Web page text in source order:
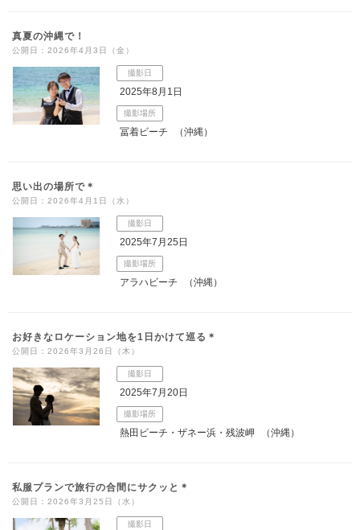
真夏の沖縄で！
公開日：2026年4月3日（金）
撮影日
2025年8月1日
撮影場所
冨着ビーチ （沖縄）
思い出の場所で＊
公開日：2026年4月1日（水）
撮影日
2025年7月25日
撮影場所
アラハビーチ （沖縄）
お好きなロケーション地を1日かけて巡る＊
公開日：2026年3月26日（木）
撮影日
2025年7月20日
撮影場所
熱田ビーチ・ザネー浜・残波岬 （沖縄）
私服プランで旅行の合間にサクッと＊
公開日：2026年3月25日（水）
撮影日